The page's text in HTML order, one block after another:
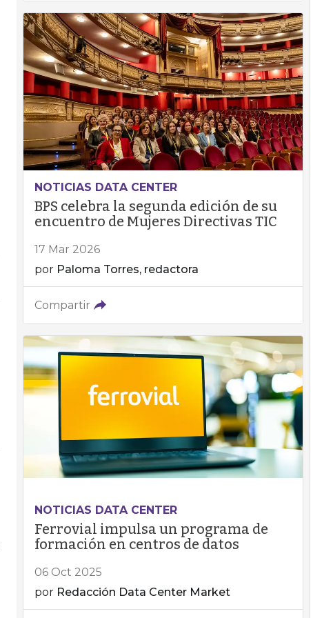
NOTICIAS DATA CENTER
BPS celebra la segunda edición de su
encuentro de Mujeres Directivas TIC
17 Mar 2026
por Paloma Torres, redactora
Compartir
NOTICIAS DATA CENTER
Ferrovial impulsa un programa de
formación en centros de datos
06 Oct 2025
por Redacción Data Center Market